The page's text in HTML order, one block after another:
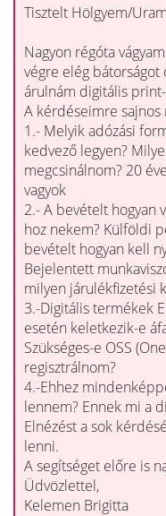
Képzésnaptár
Tisztelt Hölgyem/
Nagyon régóta
végre elég bátorságot
árulnám digitális
A kérdéseimre sajnos
1.- Melyik adózási
kedvező legyen?
megcsinálnom? 20
vagyok
2.- A bevételt hogyan
hoz nekem? Külföldi
bevételt hogyan kell
Bejelentett
milyen járulékfizetési
3.-Digitális termékek
esetén keletkezik-e
Szükséges-e OSS
regisztrálnom?
4.-Ehhez
lennem? Ennek mi a
Elnézést a sok
lenni.
A segítséget előre is
Üdvözlettel,
Kelemen Brigitta